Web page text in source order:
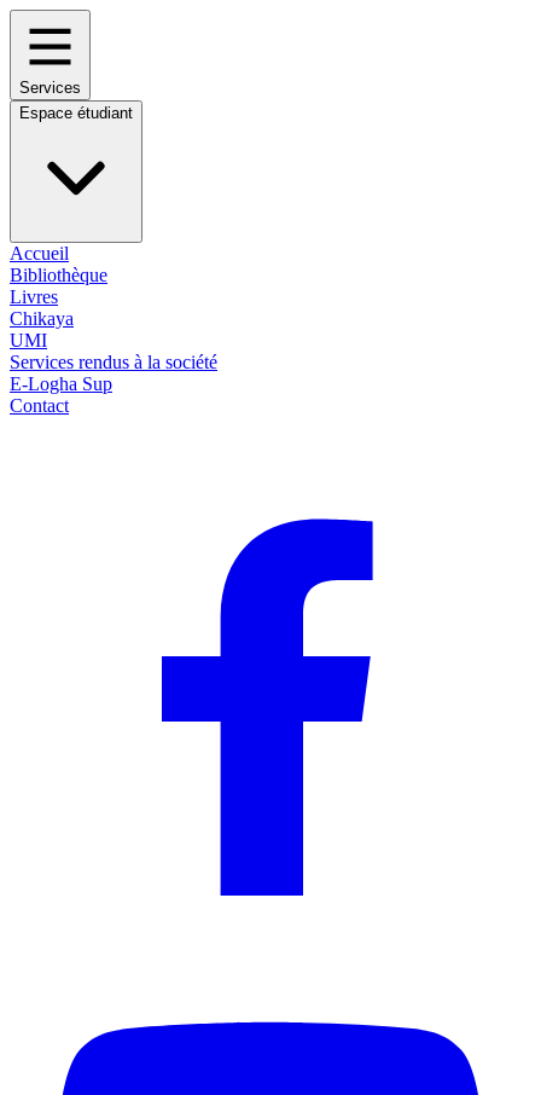
Services
Espace étudiant
Accueil
Bibliothèque
Livres
Chikaya
UMI
Services rendus à la société
E-Logha Sup
Contact